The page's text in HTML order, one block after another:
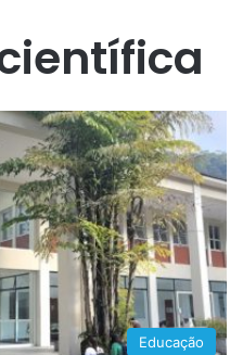
Educação